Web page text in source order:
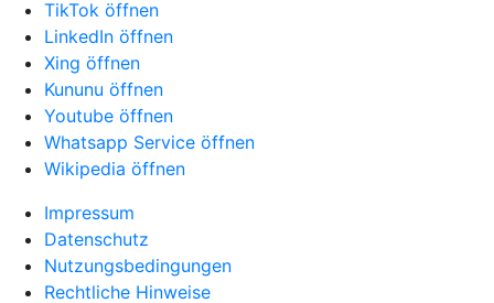
TikTok öffnen
LinkedIn öffnen
Xing öffnen
Kununu öffnen
Youtube öffnen
Whatsapp Service öffnen
Wikipedia öffnen
Impressum
Datenschutz
Nutzungsbedingungen
Rechtliche Hinweise